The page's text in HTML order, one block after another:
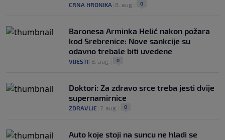
CRNA HRONIKA 8. aug. 0
Baronesa Arminka Helić nakon požara
kod Srebrenice: Nove sankcije su
odavno trebale biti uvedene
VIJESTI 8. aug. 0
Doktori: Za zdravo srce treba jesti dvije
supernamirnice
ZDRAVLJE 7. aug. 0
Auto koje stoji na suncu ne hladi se